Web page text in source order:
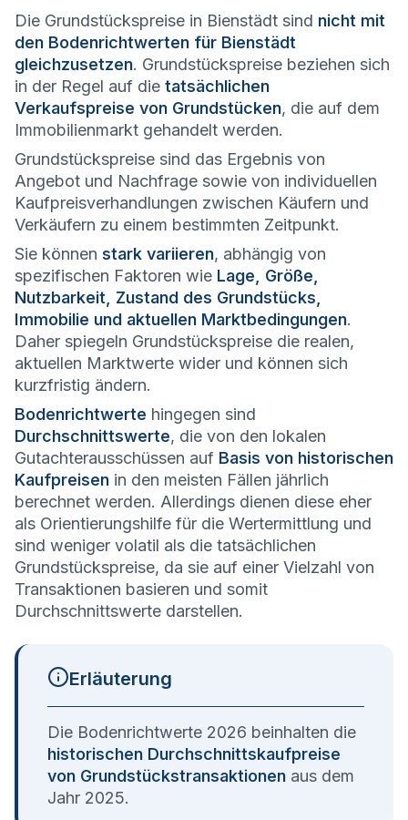
Die Grundstückspreise in Bienstädt sind nicht mit
den Bodenrichtwerten für Bienstädt
gleichzusetzen. Grundstückspreise beziehen sich
in der Regel auf die tatsächlichen
Verkaufspreise von Grundstücken, die auf dem
Immobilienmarkt gehandelt werden.
Grundstückspreise sind das Ergebnis von
Angebot und Nachfrage sowie von individuellen
Kaufpreisverhandlungen zwischen Käufern und
Verkäufern zu einem bestimmten Zeitpunkt.
Sie können stark variieren, abhängig von
spezifischen Faktoren wie Lage, Größe,
Nutzbarkeit, Zustand des Grundstücks,
Immobilie und aktuellen Marktbedingungen.
Daher spiegeln Grundstückspreise die realen,
aktuellen Marktwerte wider und können sich
kurzfristig ändern.
Bodenrichtwerte hingegen sind
Durchschnittswerte, die von den lokalen
Gutachterausschüssen auf Basis von historischen
Kaufpreisen in den meisten Fällen jährlich
berechnet werden. Allerdings dienen diese eher
als Orientierungshilfe für die Wertermittlung und
sind weniger volatil als die tatsächlichen
Grundstückspreise, da sie auf einer Vielzahl von
Transaktionen basieren und somit
Durchschnittswerte darstellen.
Erläuterung
Die Bodenrichtwerte 2026 beinhalten die
historischen Durchschnittskaufpreise
von Grundstückstransaktionen aus dem
Jahr 2025.